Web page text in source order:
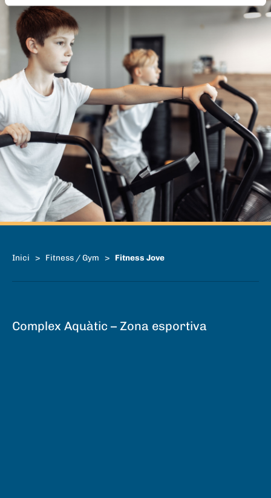
Inici > Fitness / Gym > Fitness Jove
Complex Aquàtic – Zona esportiva